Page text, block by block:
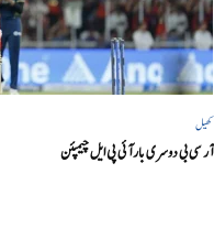
کھیل
آر سی بی دوسری بار آئی پی ایل چیمپئن